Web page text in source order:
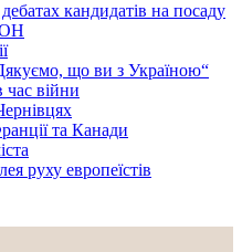
кандидатів на посаду
що ви з Україною“
час війни
та Канади
руху европеїстів